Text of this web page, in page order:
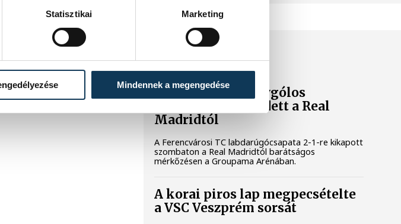
Statisztikai Marketing
Mindennek a megengedése
SPORT
A Ferencváros egygólos
vereséget szenvedett a Real
Madridtól
A Ferencvárosi TC labdarúgócsapata 2-1-re kikapott
szombaton a Real Madridtól barátságos
mérkőzésen a Groupama Arénában.
A korai piros lap megpecsételte
a VSC Veszprém sorsát